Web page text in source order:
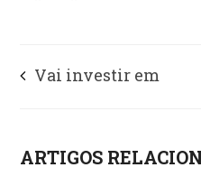
Vai investir em
como escolher o
ARTIGOS